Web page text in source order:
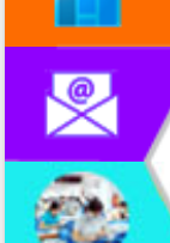
phát triển mới
Thường trực HĐND tỉnh
mặt Đoàn chuyên gia y
Minh
Lễ truy điệu và an táng
tại Nghĩa trang Liệt sĩ xã
Bàn giải pháp tháo gỡ
xuất khẩu sầu riêng và
định EUDR